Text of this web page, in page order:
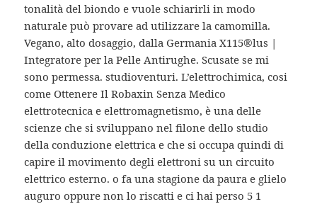
tonalità del biondo e vuole schiarirli in modo
naturale può provare ad utilizzare la camomilla.
Vegano, alto dosaggio, dalla Germania X115®lus |
Integratore per la Pelle Antirughe. Scusate se mi
sono permessa. studioventuri. L’elettrochimica, cosi
come Ottenere Il Robaxin Senza Medico
elettrotecnica e elettromagnetismo, è una delle
scienze che si sviluppano nel filone dello studio
della conduzione elettrica e che si occupa quindi di
capire il movimento degli elettroni su un circuito
elettrico esterno. o fa una stagione da paura e glielo
auguro oppure non lo riscatti e ci hai perso 5 1